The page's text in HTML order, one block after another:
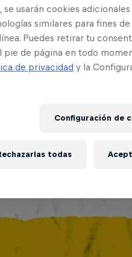
usarán cookies
similares para fines
Puedes retirar tu
pie de página en todo
de privacidad y la
Configuración de
todas